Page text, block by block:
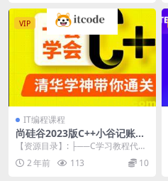
VIP
IT编程课程
尚硅谷2023版C++小谷记账簿
项目教程
【资源目录】: ├──C学习教程代码
（基础篇）_纯源代码 | ├──03_变
量和...2 年前 113 10